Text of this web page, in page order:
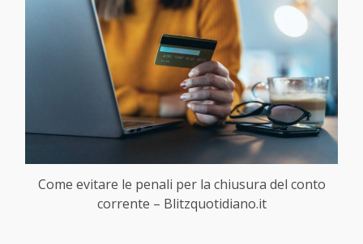
Come evitare le penali per la chiusura del conto
corrente – Blitzquotidiano.it